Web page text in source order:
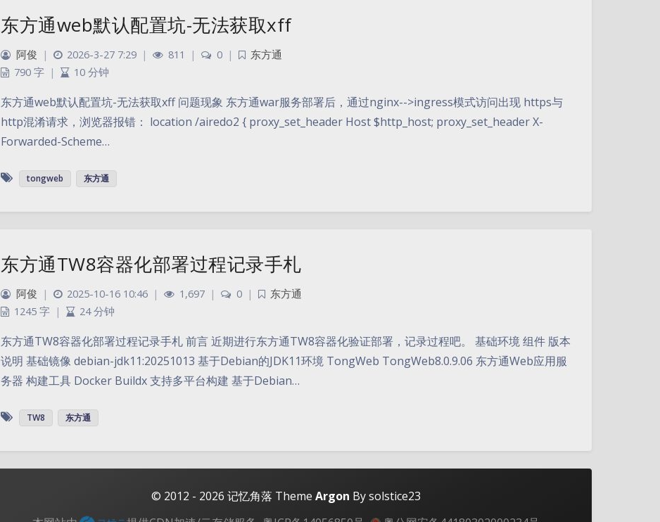
Sans Serif Serif
东方通web默认配置坑-无法获取xff
阿俊 | 2026-3-27 7:29 | 811 | 0 |
东方通
790 字 | 10 分钟
东方通web默认配置坑-无法获取xff 问题现象 东方通war服务部署后，通过nginx-->ingress模式访问出现 https与
http混淆请求，浏览器报错： location /airedo2 { proxy_set_header Host $http_host; proxy_set_header X-
Forwarded-Scheme…
tongweb 东方通
东方通TW8容器化部署过程记录手札
阿俊 | 2025-10-16 10:46 | 1,697 | 0 |
东方通
1245 字 | 24 分钟
东方通TW8容器化部署过程记录手札 前言 近期进行东方通TW8容器化验证部署，记录过程吧。 基础环境 组件 版本
说明 基础镜像 debian-jdk11:20251013 基于Debian的JDK11环境 TongWeb TongWeb8.0.9.06 东方通Web应用服
务器 构建工具 Docker Buildx 支持多平台构建 基于Debian…
TW8 东方通
© 2012 - 2026 记忆角落 Theme Argon By solstice23